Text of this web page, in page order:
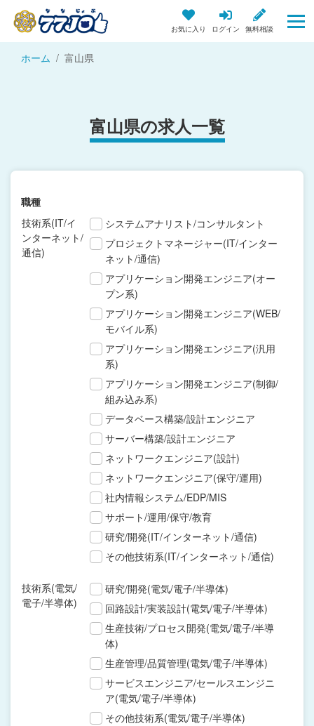
お気に入り ログイン 無料相談
ホーム 富山県
富山県の求人一覧
職種
技術系(IT/イ
ンターネット/
通信)
システムアナリスト/コンサルタント
プロジェクトマネージャー(IT/インター
ネット/通信)
アプリケーション開発エンジニア(オー
プン系)
アプリケーション開発エンジニア(WEB/
モバイル系)
アプリケーション開発エンジニア(汎用
系)
アプリケーション開発エンジニア(制御/
組み込み系)
データベース構築/設計エンジニア
サーバー構築/設計エンジニア
ネットワークエンジニア(設計)
ネットワークエンジニア(保守/運用)
社内情報システム/EDP/MIS
サポート/運用/保守/教育
研究/開発(IT/インターネット/通信)
その他技術系(IT/インターネット/通信)
技術系(電気/
電子/半導体)
研究/開発(電気/電子/半導体)
回路設計/実装設計(電気/電子/半導体)
生産技術/プロセス開発(電気/電子/半導
体)
生産管理/品質管理(電気/電子/半導体)
サービスエンジニア/セールスエンジニ
ア(電気/電子/半導体)
その他技術系(電気/電子/半導体)